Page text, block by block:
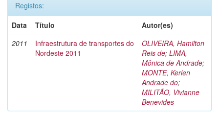
Registos:
Data
Título
Autor(es)
2011
Infraestrutura de transportes do
Nordeste 2011
OLIVEIRA, Hamilton
Reis de; LIMA,
Mônica de Andrade;
MONTE, Kerlen
Andrade do;
MILITÃO, Vivianne
Benevides